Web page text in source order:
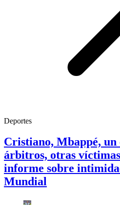
Deportes
Cristiano, Mbappé, un
árbitros, otras
informe sobre
Mundial